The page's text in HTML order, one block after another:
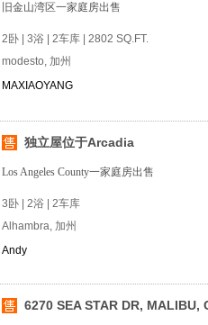
旧金山湾区一家庭房出售
2卧 | 3浴 | 2车库 | 2802 SQ.FT.
modesto, 加州
MAXIAOYANG
独立屋位于Arcadia
Los Angeles County一家庭房出售
3卧 | 2浴 | 2车库
Alhambra, 加州
Andy
6270 SEA STAR DR, MALIBU,